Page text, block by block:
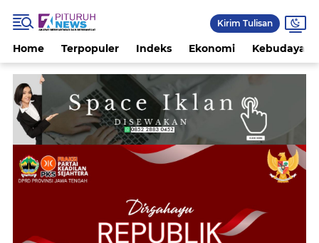
Kirim Tulisan
Home Terpopuler Indeks Ekonomi Kebudayaan